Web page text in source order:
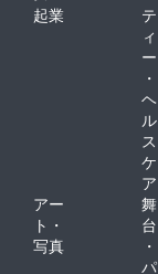
起業
テ
ィ
ー
・
ヘ
ル
ス
ケ
ア
アー
ト・
写真
舞
台
・
パ